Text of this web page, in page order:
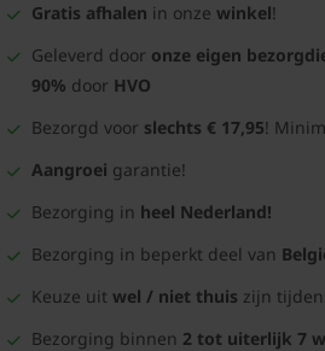
Gratis afhalen in onze winkel!
Geleverd door onze eigen
90% door HVO
Bezorgd voor slechts € 17,95!
Aangroei garantie!
Bezorging in heel Nederland!
Bezorging in beperkt deel van
Keuze uit wel / niet thuis zijn
Bezorging binnen 2 tot uiterlijk 7